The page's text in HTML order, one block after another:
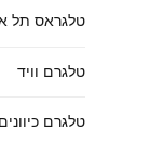
טלגראס תל
טלגרם וויד
טלגרם כיוונים